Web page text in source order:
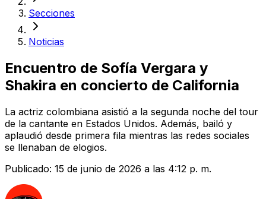
Secciones
Noticias
Encuentro de Sofía Vergara y
Shakira en concierto de California
La actriz colombiana asistió a la segunda noche del tour
de la cantante en Estados Unidos. Además, bailó y
aplaudió desde primera fila mientras las redes sociales
se llenaban de elogios.
Publicado: 15 de junio de 2026 a las 4:12 p. m.